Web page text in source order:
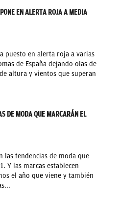
EN ALERTA ROJA A MEDIA
puesto en alerta roja a varias
de España dejando olas de
altura y vientos que superan
DE MODA QUE MARCARÁN EL
las tendencias de moda que
Y las marcas establecen
el año que viene y también